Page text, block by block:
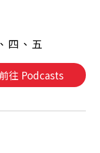
四、五
前往 Podcasts